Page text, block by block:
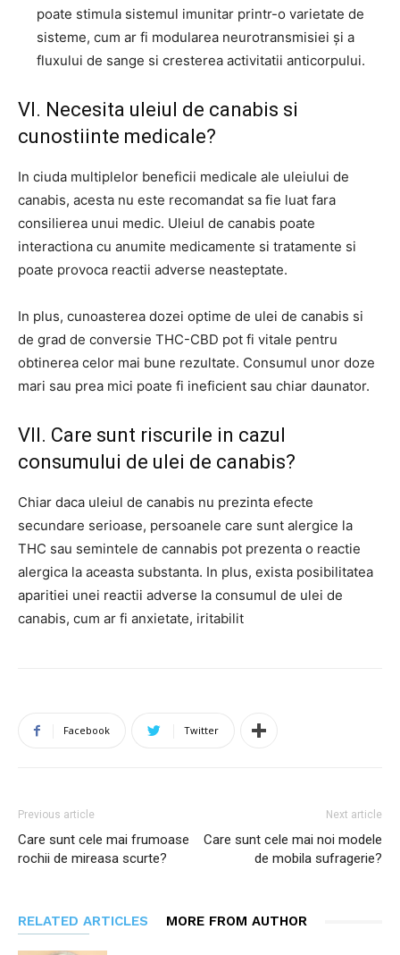
poate stimula sistemul imunitar printr-o varietate de
sisteme, cum ar fi modularea neurotransmisiei și a
fluxului de sange si cresterea activitatii anticorpului.
VI. Necesita uleiul de canabis si
cunostiinte medicale?
In ciuda multiplelor beneficii medicale ale uleiului de
canabis, acesta nu este recomandat sa fie luat fara
consilierea unui medic. Uleiul de canabis poate
interactiona cu anumite medicamente si tratamente si
poate provoca reactii adverse neasteptate.
In plus, cunoasterea dozei optime de ulei de canabis si
de grad de conversie THC-CBD pot fi vitale pentru
obtinerea celor mai bune rezultate. Consumul unor doze
mari sau prea mici poate fi ineficient sau chiar daunator.
VII. Care sunt riscurile in cazul
consumului de ulei de canabis?
Chiar daca uleiul de canabis nu prezinta efecte
secundare serioase, persoanele care sunt alergice la
THC sau semintele de cannabis pot prezenta o reactie
alergica la aceasta substanta. In plus, exista posibilitatea
aparitiei unei reactii adverse la consumul de ulei de
canabis, cum ar fi anxietate, iritabilit
Facebook Twitter
Previous article
Care sunt cele mai frumoase
rochii de mireasa scurte?
Next article
Care sunt cele mai noi modele
de mobila sufragerie?
RELATED ARTICLES MORE FROM AUTHOR